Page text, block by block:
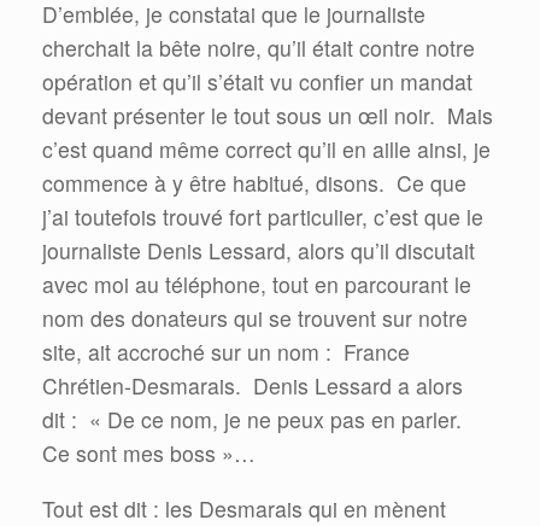
D’emblée, je constatai que le journaliste
cherchait la bête noire, qu’il était contre notre
opération et qu’il s’était vu confier un mandat
devant présenter le tout sous un œil noir. Mais
c’est quand même correct qu’il en aille ainsi, je
commence à y être habitué, disons. Ce que
j’ai toutefois trouvé fort particulier, c’est que le
journaliste Denis Lessard, alors qu’il discutait
avec moi au téléphone, tout en parcourant le
nom des donateurs qui se trouvent sur notre
site, ait accroché sur un nom : France
Chrétien-Desmarais. Denis Lessard a alors
dit : « De ce nom, je ne peux pas en parler.
Ce sont mes boss »…
Tout est dit : les Desmarais qui en mènent